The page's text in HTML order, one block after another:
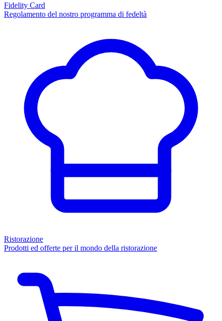
Fidelity Card
Regolamento del nostro programma di fedeltà
Ristorazione
Prodotti ed offerte per il mondo della ristorazione